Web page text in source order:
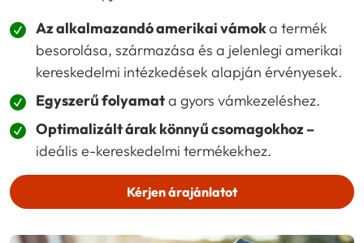
Az alkalmazandó amerikai vámoka termék
besorolása, származása és a jelenlegi amerikai
kereskedelmi intézkedések alapján érvényesek.
Egyszerű folyamata gyors vámkezeléshez.
Optimalizált árak könnyű csomagokhoz –
ideális e-kereskedelmi termékekhez.
Kérjen árajánlatot